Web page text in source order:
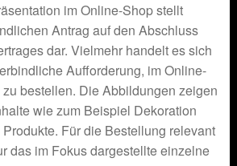
im Online-Shop stellt
Antrag auf den Abschluss
dar. Vielmehr handelt es sich
Aufforderung, im Online-
zu bestellen. Die Abbildungen zeigen
wie zum Beispiel Dekoration
Für die Bestellung relevant
das im Fokus dargestellte einzelne